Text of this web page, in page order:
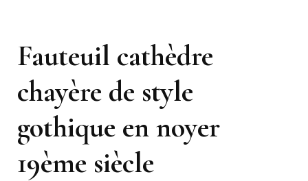
Fauteuil cathèdre
chayère de style
gothique en noyer
19ème siècle